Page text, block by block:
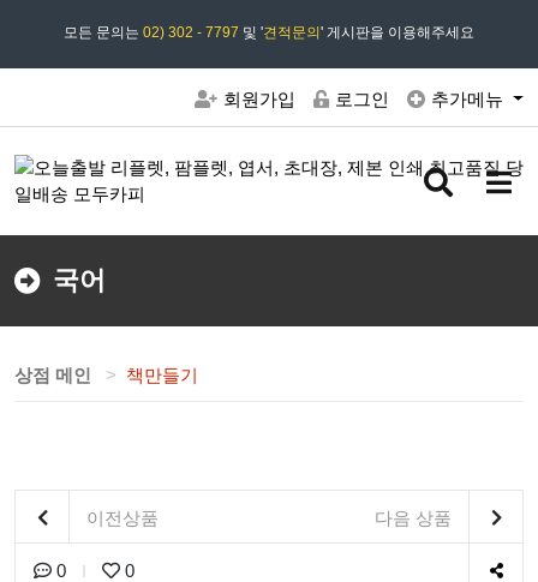
모든 문의는 02) 302 - 7797 및 '견적문의 ' 게시판을 이용해주세요
모두카피 상담시간 : 평일 09:00 ~ 18:00 상담 18:30
회원가입 로그인 추가메뉴
검
버
메
버
국어
상점 메인 책만들기
이전상품 다음 상품
0 0